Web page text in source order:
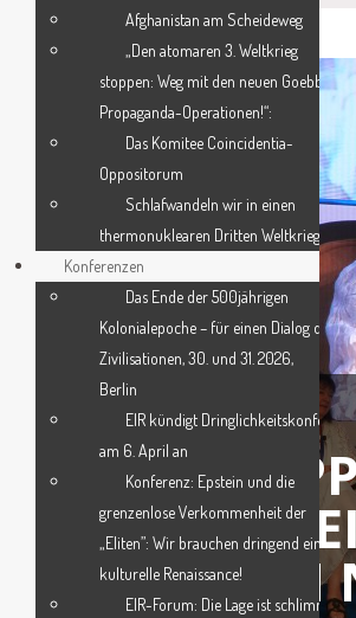
HELGA
SPRICHT
DIALOG IN
Afghanistan am Scheideweg
„Den atomaren 3. Weltkrieg
stoppen: Weg mit den neuen Goebbels-
Propaganda-Operationen!“:
Das Komitee Coincidentia-
Oppositorum
Schlafwandeln wir in einen
thermonuklearen Dritten Weltkrieg?
Konferenzen
Das Ende der 500jährigen
Kolonialepoche – für einen Dialog der
Zivilisationen, 30. und 31. 2026,
Berlin
EIR kündigt Dringlichkeitskonferenz
am 6. April an
Konferenz: Epstein und die
grenzenlose Verkommenheit der
„Eliten”: Wir brauchen dringend eine
kulturelle Renaissance!
EIR-Forum: Die Lage ist schlimmer,